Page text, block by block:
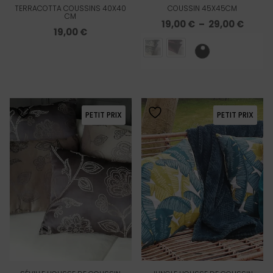
TERRACOTTA COUSSINS 40X40
CM
19,00€
COUSSIN 45X45CM
19,00€ – 29,00€Plage
29,00
PETIT PRIX PETIT PRIX